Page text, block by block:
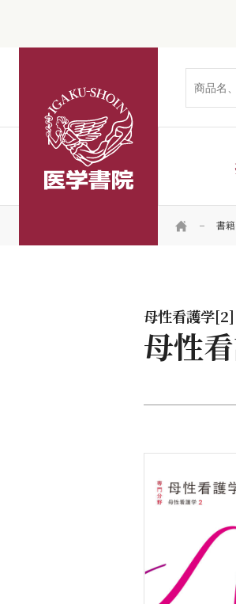
HOME 書籍
母性看護学[2]
母性